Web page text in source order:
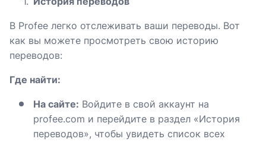
В Profee легко отслеживать ваши переводы. Вот
как вы можете просмотреть свою историю
переводов:
Где найти:
На сайте: Войдите в свой аккаунт на
profee.com и перейдите в раздел «История
переводов», чтобы увидеть список всех